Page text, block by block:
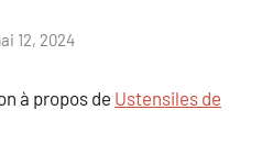
12, 2024
à propos de Ustensiles de